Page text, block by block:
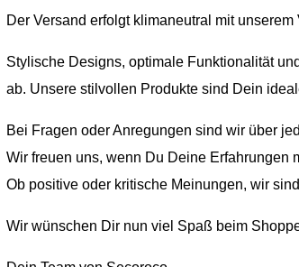
Der Versand erfolgt klimaneutral mit
Stylische Designs, optimale Funktionalität
ab. Unsere stilvollen Produkte sind Dein
Bei Fragen oder Anregungen sind wir über
Wir freuen uns, wenn Du Deine Erfahrungen
Ob positive oder kritische Meinungen, wir
Wir wünschen Dir nun viel Spaß beim